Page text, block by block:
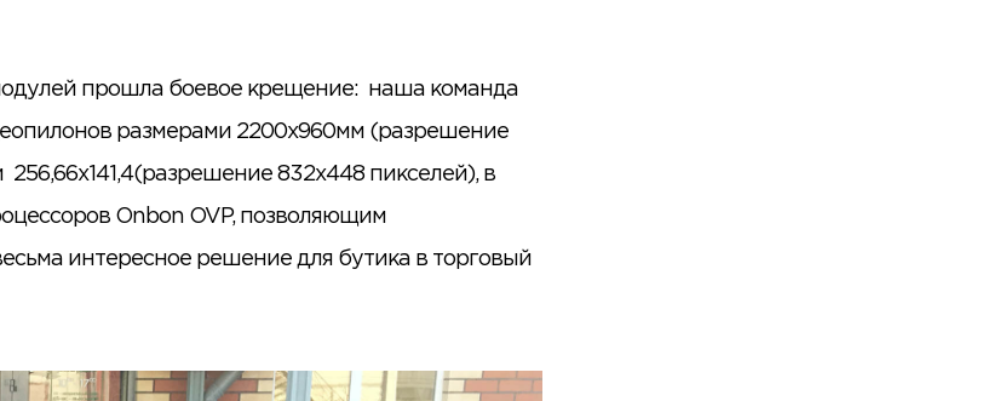
прошла боевое крещение: наша команда
размерами 2200х960мм (разрешение
832х448 пикселей), в
Onbon OVP, позволяющим
интересное решение для бутика в торговый